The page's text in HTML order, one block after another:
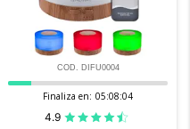
COD. DIFU0004
Finaliza en: 05:08:03
4.9